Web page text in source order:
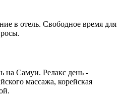
в отель. Свободное время для
на Самуи. Релакс день -
массажа, корейская